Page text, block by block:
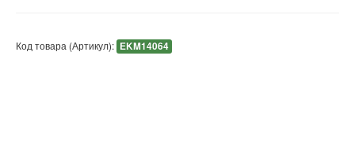
Код товара (Артикул): EKM14064